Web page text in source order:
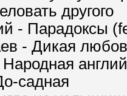
другого
- Парадоксы
- Дикая
садная